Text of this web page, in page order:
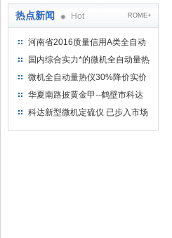
热点新闻 Hot ROME+
河南省2016质量信用A类全自动
量热仪
国内综合实力*的微机全自动量热
仪制造企业
微机全自动量热仪30%降价实价
出售
华夏南路披黄金甲--鹤壁市科达
仪器仪表有限公司
科达新型微机定硫仪 已步入市场